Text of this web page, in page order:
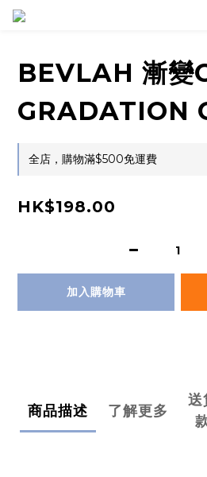
BEVLAH 漸變
GRADATION
全店，購物滿$500免運費
HK$198.00
加入購物車
商品描述 了解更多
送